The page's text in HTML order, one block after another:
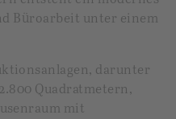
Büroarbeit unter einem
darunter
Quadratmetern,
mit